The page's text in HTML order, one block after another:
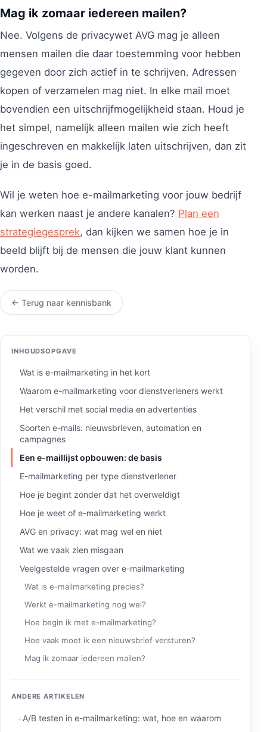
Mag ik zomaar iedereen mailen?
Nee. Volgens de privacywet AVG mag je alleen
mensen mailen die daar toestemming voor hebben
gegeven door zich actief in te schrijven. Adressen
kopen of verzamelen mag niet. In elke mail moet
bovendien een uitschrijfmogelijkheid staan. Houd je
het simpel, namelijk alleen mailen wie zich heeft
ingeschreven en makkelijk laten uitschrijven, dan zit
je in de basis goed.
Wil je weten hoe e-mailmarketing voor jouw bedrijf
kan werken naast je andere kanalen? Plan een
strategiegesprek, dan kijken we samen hoe je in
beeld blijft bij de mensen die jouw klant kunnen
worden.
← Terug naar kennisbank
INHOUDSOPGAVE
Wat is e-mailmarketing in het kort
Waarom e-mailmarketing voor dienstverleners werkt
Het verschil met social media en advertenties
Soorten e-mails: nieuwsbrieven, automation en
campagnes
Een e-maillijst opbouwen: de basis
E-mailmarketing per type dienstverlener
Hoe je begint zonder dat het overweldigt
Hoe je weet of e-mailmarketing werkt
AVG en privacy: wat mag wel en niet
Wat we vaak zien misgaan
Veelgestelde vragen over e-mailmarketing
Wat is e-mailmarketing precies?
Werkt e-mailmarketing nog wel?
Hoe begin ik met e-mailmarketing?
Hoe vaak moet ik een nieuwsbrief versturen?
Mag ik zomaar iedereen mailen?
ANDERE ARTIKELEN
A/B testen in e-mailmarketing: wat, hoe en waarom